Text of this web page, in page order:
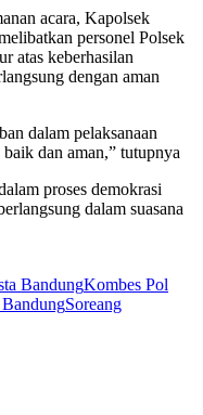
acara, Kapolsek
personel Polsek
atas keberhasilan
dengan aman
dalam pelaksanaan
dan aman,” tutupnya
proses demokrasi
dalam suasana
BandungKombes Pol
Soreang